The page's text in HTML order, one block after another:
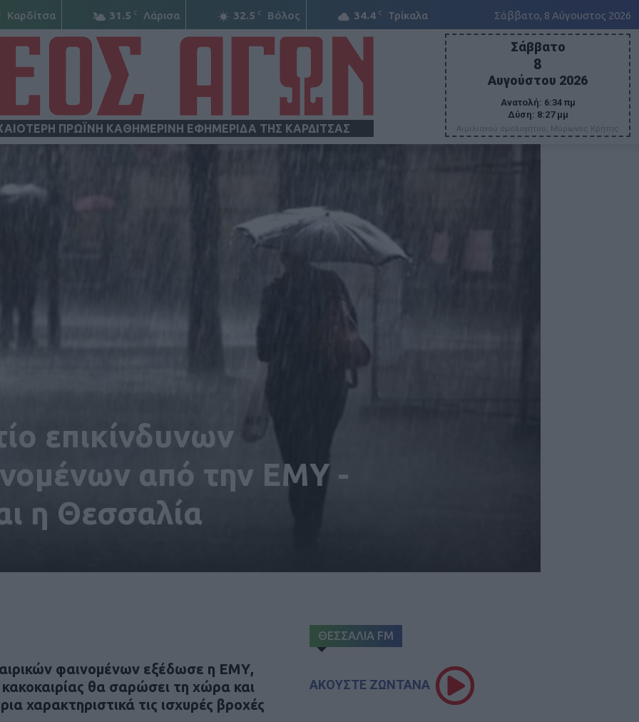
Καρδίτσα 31.5 C Λάρισα 32.5 C Βόλος 34.4 C Τρίκαλα Σάββατο, 8 Αύγουστος 2026
ΠΡΩΪΝΗ ΚΑΘΗΜΕΡΙΝΗ ΕΦΗΜΕΡΙΔΑ ΤΗΣ ΚΑΡΔΙΤΣΑΣ
Σάββατο
8
Αυγούστου 2026
Ανατολή: 6:34 πμ
Δύση: 8:27 μμ
Αιμιλιανού ομολογήτου, Μύρωνος Κρήτης
επικίνδυνων
από την ΕΜΥ -
η Θεσσαλία
φαινομένων εξέδωσε η ΕΜΥ,
θα σαρώσει τη χώρα και
χαρακτηριστικά τις ισχυρές βροχές
ΘΕΣΣΑΛΙΑ FM
ΑΚΟΥΣΤΕ ΖΩΝΤΑΝΑ